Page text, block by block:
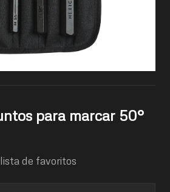
para marcar 50°
de favoritos